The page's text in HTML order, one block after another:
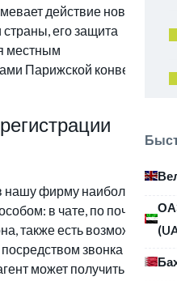
действие нового
его защита
местным
Парижской конвенции.
нашу фирму наиболее
в чате, по почте или
также есть возможность
звонка с
может получить